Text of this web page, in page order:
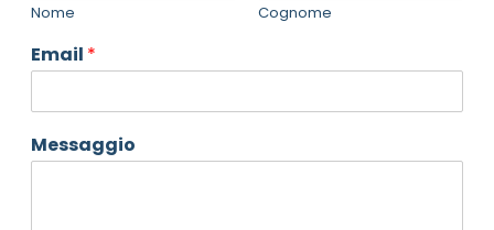
Nome Cognome
Email *
Messaggio